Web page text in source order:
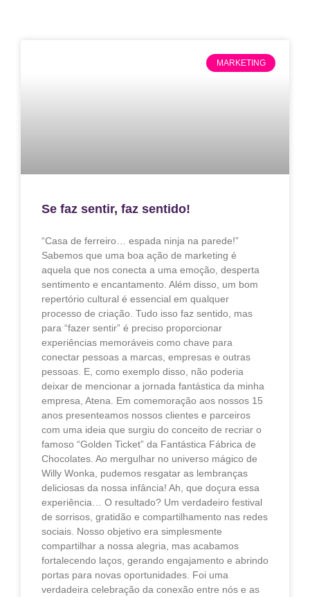
MARKETING
Se faz sentir, faz sentido!
“Casa de ferreiro… espada ninja na parede!”
Sabemos que uma boa ação de marketing é
aquela que nos conecta a uma emoção, desperta
sentimento e encantamento. Além disso, um bom
repertório cultural é essencial em qualquer
processo de criação. Tudo isso faz sentido, mas
para “fazer sentir” é preciso proporcionar
experiências memoráveis como chave para
conectar pessoas a marcas, empresas e outras
pessoas. E, como exemplo disso, não poderia
deixar de mencionar a jornada fantástica da minha
empresa, Atena. Em comemoração aos nossos 15
anos presenteamos nossos clientes e parceiros
com uma ideia que surgiu do conceito de recriar o
famoso “Golden Ticket” da Fantástica Fábrica de
Chocolates. Ao mergulhar no universo mágico de
Willy Wonka, pudemos resgatar as lembranças
deliciosas da nossa infância! Ah, que doçura essa
experiência… O resultado? Um verdadeiro festival
de sorrisos, gratidão e compartilhamento nas redes
sociais. Nosso objetivo era simplesmente
compartilhar a nossa alegria, mas acabamos
fortalecendo laços, gerando engajamento e abrindo
portas para novas oportunidades. Foi uma
verdadeira celebração da conexão entre nós e as